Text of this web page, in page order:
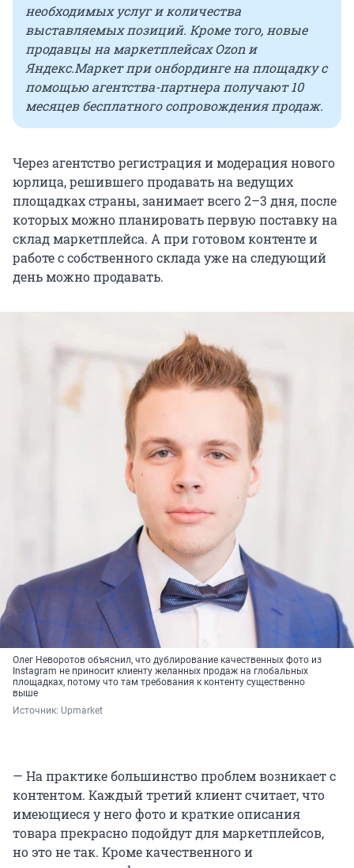
необходимых услуг и количества
выставляемых позиций. Кроме того, новые
продавцы на маркетплейсахOzon и
Яндекс.Маркет при онбординге на площадку с
помощью агентства-партнера получают 10
месяцев бесплатного сопровождения продаж.
Через агентство регистрация и модерация нового
юрлица, решившего продавать на ведущих
площадках страны, занимает всего 2–3 дня, после
которых можно планировать первую поставку на
склад маркетплейса. А при готовом контенте и
работе с собственного склада уже на следующий
день можно продавать.
Олег Неворотов объяснил, что дублирование качественных фото из
Instagram не приносит клиенту желанных продаж на глобальных
площадках, потому что там требования к контенту существенно
выше
Источник: Upmarket
— На практике большинство проблем возникает с
контентом. Каждый третий клиент считает, что
имеющиеся у него фото и краткие описания
товара прекрасно подойдут для маркетплейсов,
но это не так. Кроме качественного и